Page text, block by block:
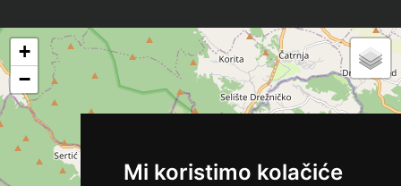
Mi koristimo kolačiće
+
−